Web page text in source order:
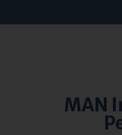
to
MAN